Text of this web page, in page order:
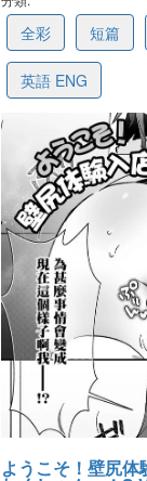
全彩 短篇
英語 ENG
最後更新: 2025-01-02 12:23
ようこそ！壁尻体